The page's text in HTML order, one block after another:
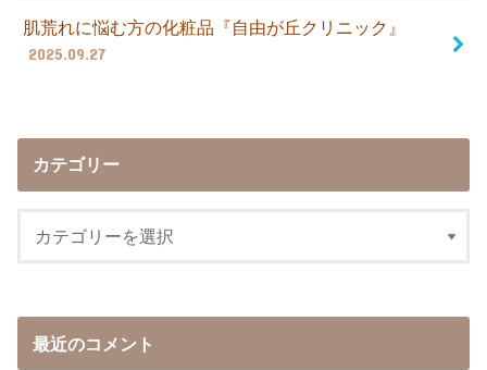
肌荒れに悩む方の化粧品『自由が丘クリニック』
2025.09.27
カテゴリー
最近のコメント